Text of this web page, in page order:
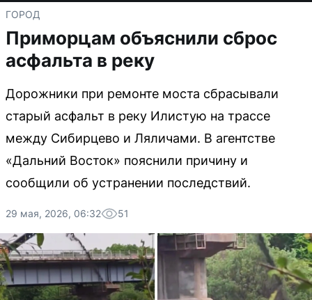
ГОРОД
Приморцам объяснили сброс
асфальта в реку
Дорожники при ремонте моста сбрасывали
старый асфальт в реку Илистую на трассе
между Сибирцево и Ляличами. В агентстве
«Дальний Восток» пояснили причину и
сообщили об устранении последствий.
29 мая, 2026, 06:32 51